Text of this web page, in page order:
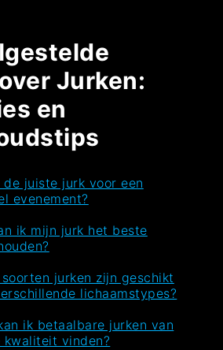
Jurken:
en
de juiste jurk voor een
evenement?
ik mijn jurk het beste
soorten jurken zijn geschikt
lichaamstypes?
ik betaalbare jurken van
kwaliteit vinden?